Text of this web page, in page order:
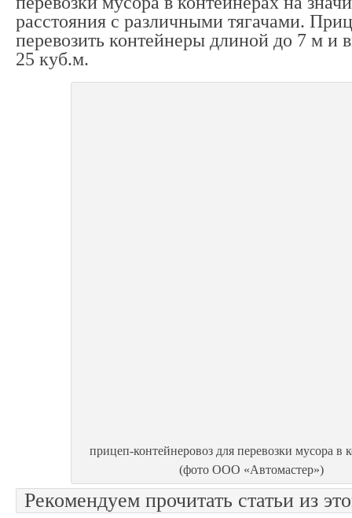
расстояния с различными тягачами.
перевозить контейнеры длиной до 7 м и
25 куб.м.
прицеп-контейнеровоз для перевозки мусора в
(фото ООО «Автомастер»)
Рекомендуем прочитать статьи из